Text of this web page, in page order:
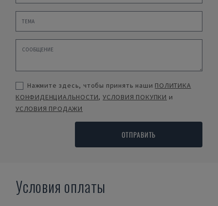
Нажмите здесь, чтобы принять наши ПОЛИТИКА
КОНФИДЕНЦИАЛЬНОСТИ,УСЛОВИЯ ПОКУПКИ и
УСЛОВИЯ ПРОДАЖИ
ОТПРАВИТЬ
Условия оплаты